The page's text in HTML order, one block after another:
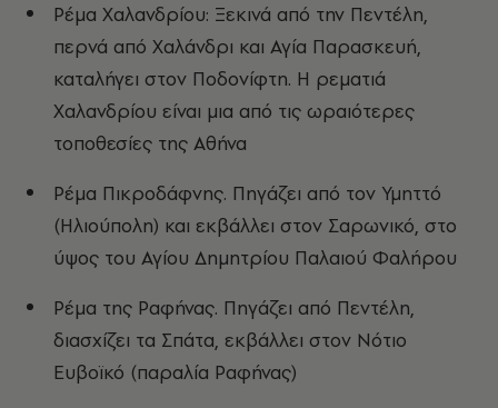
Ρέμα Χαλανδρίου: Ξεκινά από την Πεντέλη,
περνά από Χαλάνδρι και Αγία Παρασκευή,
καταλήγει στον Ποδονίφτη. Η ρεματιά
Χαλανδρίου είναι μια από τις ωραιότερες
τοποθεσίες της Αθήνα
Ρέμα Πικροδάφνης. Πηγάζει από τον Υμηττό
(Ηλιούπολη) και εκβάλλει στον Σαρωνικό, στο
ύψος του Αγίου Δημητρίου Παλαιού Φαλήρου
Ρέμα της Ραφήνας. Πηγάζει από Πεντέλη,
διασχίζει τα Σπάτα, εκβάλλει στον Νότιο
Ευβοϊκό (παραλία Ραφήνας)